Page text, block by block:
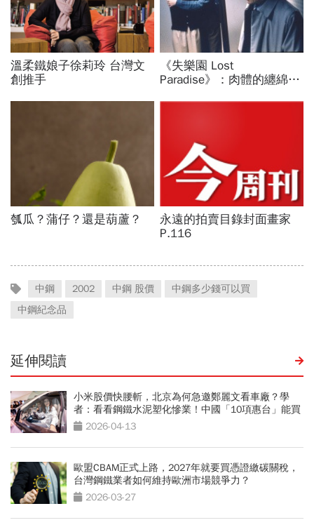
中鋼 2002 中鋼 股價
中鋼多少錢可以買
中鋼紀念品
延伸閱讀
小米股價快腰斬，北京為何急邀鄭麗文看車廠？學
者：看看鋼鐵水泥塑化慘業！中國「10項惠台」能買
單？2026-04-13
歐盟CBAM正式上路，2027年就要買憑證繳碳關稅，
台灣鋼鐵業者如何維持歐洲市場競爭力？
2026-03-27